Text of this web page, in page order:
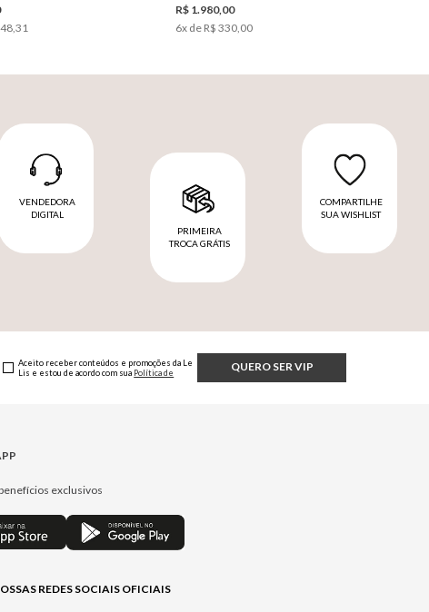
,31
R$ 1.980,00
6x de R$ 330,00
VENDEDORA
DIGITAL
PRIMEIRA
TROCA GRÁTIS
COMPARTILHE
SUA WISHLIST
QUERO SER VIP
Aceito receber conteúdos e promoções da Le
Lis e estou de acordo com sua Política de
exclusivos
REDES SOCIAIS OFICIAIS